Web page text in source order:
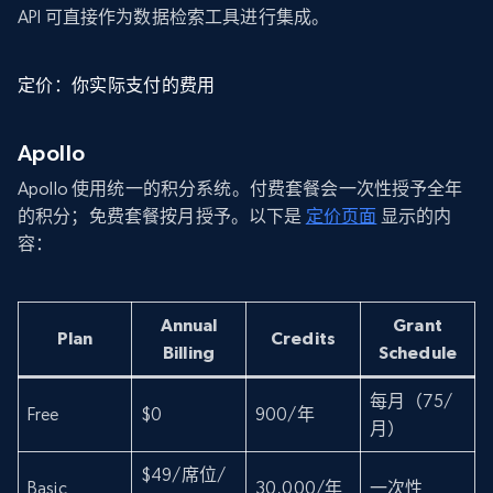
API 可直接作为数据检索工具进行集成。
定价：你实际支付的费用
Apollo
Apollo 使用统一的积分系统。付费套餐会一次性授予全年
的积分；免费套餐按月授予。以下是 定价页面 显示的内
容：
Plan
Annual
Billing
Credits
Grant
Schedule
Free $0 900/年
每月（75/
月）
Basic
$49/席位/
30,000/年 一次性